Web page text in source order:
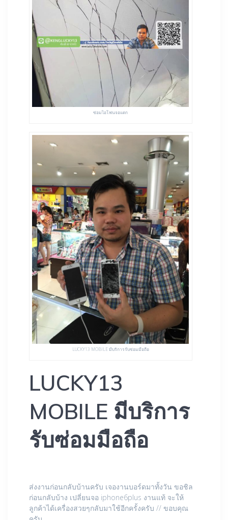
ซ่อมไอโฟนจอแตก
LUCKY13 MOBILE มีบริการรับซ่อมมือถือ
LUCKY13
MOBILE มีบริการ
รับซ่อมมือถือ
ส่งงานก่อนกลับบ้านครับ เจองานบอร์ดมาทั้งวัน ขอชิล
ก่อนกลับบ้าง เปลี่ยนจอ iphone6plus งานแท้ จะให้
ลูกค้าได้เครื่องสวยๆกลับมาใช้อีกครั้งครับ // ขอบคุณ